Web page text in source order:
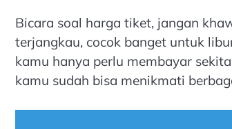
Bicara soal harga tiket, jangan
terjangkau, cocok banget untuk
kamu hanya perlu membayar
kamu sudah bisa menikmati